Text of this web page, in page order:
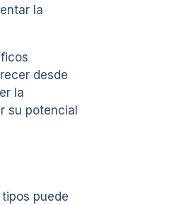
la
desde
la
su potencial
puede